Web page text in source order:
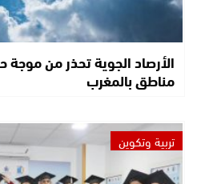
الأرصاد الجوية تحذر من
مناطق بالمغرب
تربية وتكوين